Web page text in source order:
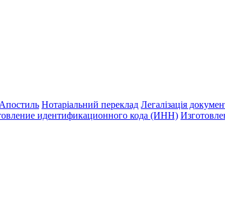
Апостиль Нотаріальний переклад Легалізація
идентификационного кода (ИНН)